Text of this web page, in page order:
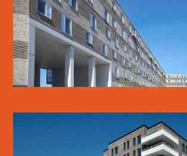
LÆS MERE